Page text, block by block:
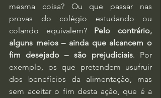
mesma coisa? Ou que passar nas
provas do colégio estudando ou
colando equivalem? Pelo contrário,
alguns meios – ainda que alcancem o
fim desejado – são prejudiciais. Por
exemplo, os que pretendem usufruir
dos benefícios da alimentação, mas
sem aceitar o fim desta ação, que é a